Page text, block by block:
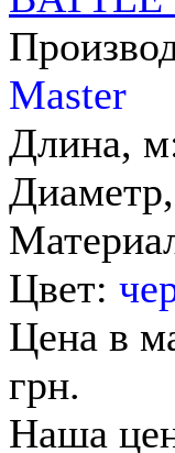
Master
Длина,
Цвет:
Цена в
грн.
Наша